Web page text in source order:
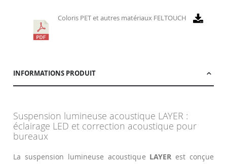
Coloris PET et autres matériaux FELTOUCH
INFORMATIONS PRODUIT
Suspension lumineuse acoustique LAYER :
éclairage LED et correction acoustique pour
bureaux
La suspension lumineuse acoustique LAYER est conçue